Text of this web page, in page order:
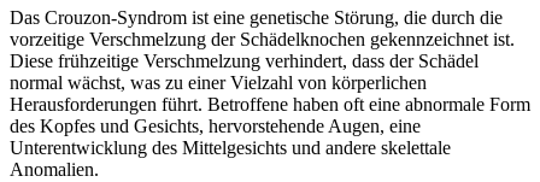
Das Crouzon-Syndrom ist eine genetische Störung, die durch die
vorzeitige Verschmelzung der Schädelknochen gekennzeichnet ist.
Diese frühzeitige Verschmelzung verhindert, dass der Schädel
normal wächst, was zu einer Vielzahl von körperlichen
Herausforderungen führt. Betroffene haben oft eine abnormale Form
des Kopfes und Gesichts, hervorstehende Augen, eine
Unterentwicklung des Mittelgesichts und andere skelettale
Anomalien.